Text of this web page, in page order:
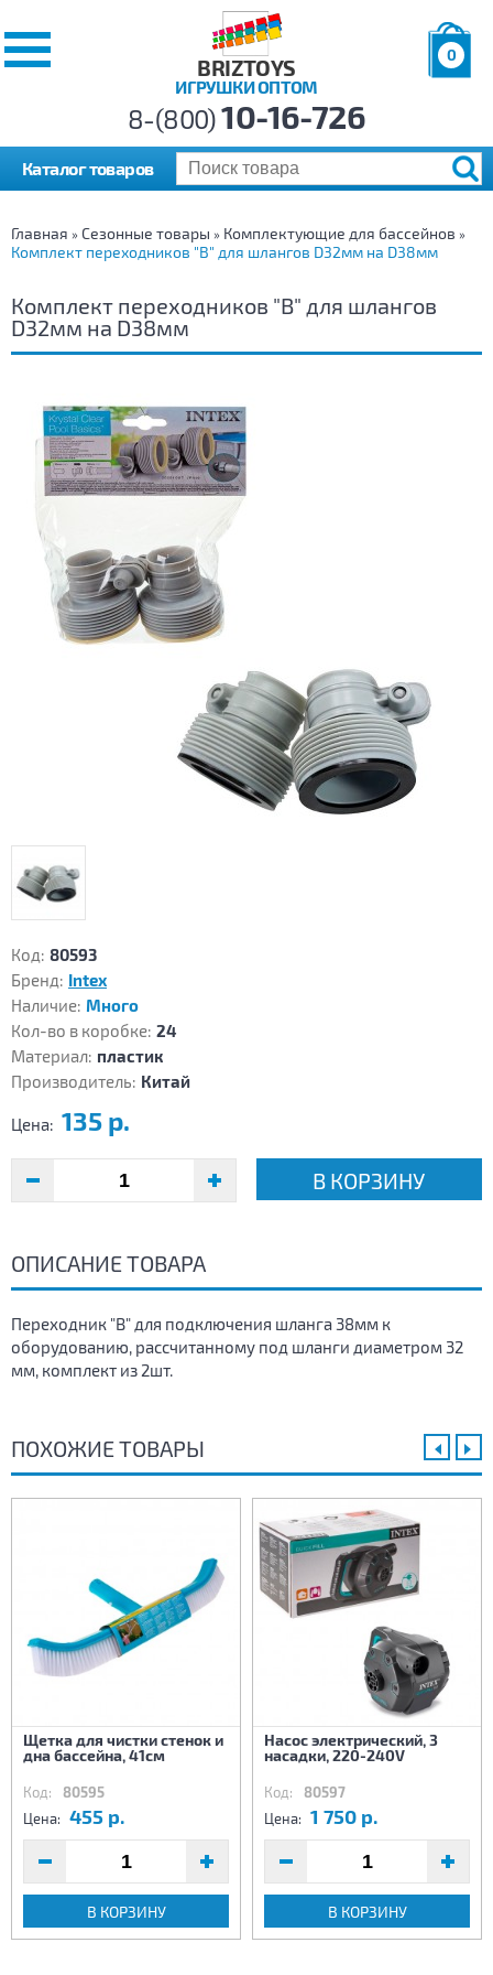
BRIZTOYS
ИГРУШКИ ОПТОМ
0
р.
8-(800)10-16-726
Каталог товаров
Главная » Сезонные товары » Комплектующие для бассейнов »
Комплект переходников "В" для шлангов D32мм на D38мм
Комплект переходников "В" для шлангов
D32мм на D38мм
Код: 80593
Бренд: Intex
Наличие: Много
Кол-во в коробке: 24
Материал: пластик
Производитель: Китай
Цена: 135 р.
В КОРЗИНУ
ОПИСАНИЕ ТОВАРА
Переходник "В" для подключения шланга 38мм к
оборудованию, рассчитанному под шланги диаметром 32
мм, комплект из 2шт.
ПОХОЖИЕ ТОВАРЫ
Щетка для чистки стенок и
дна бассейна, 41см
Код: 80595
Цена: 455 р.
В КОРЗИНУ
Насос электрический, 3
насадки, 220-240V
Код: 80597
Цена: 1 750 р.
В КОРЗИНУ